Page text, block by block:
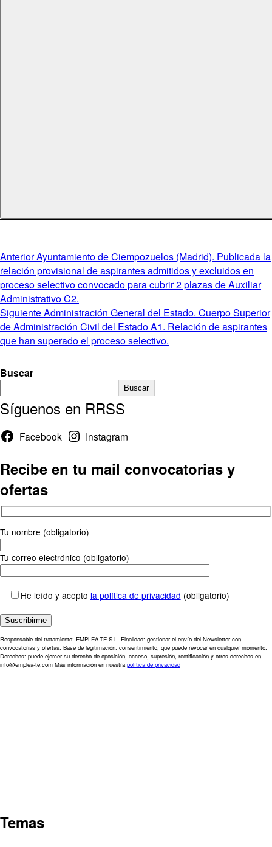
Navegación
de
entradas
AnteriorEntrada
anterior:
Ayuntamiento de Ciempozuelos (Madrid). Publicada la
relación provisional de aspirantes admitidos y excluidos en
proceso selectivo convocado para cubrir 2 plazas de Auxiliar
Administrativo C2.
SiguienteEntrada
siguiente:
Administración General del Estado. Cuerpo Superior
de Administración Civil del Estado A1. Relación de aspirantes
que han superado el proceso selectivo.
Buscar
Buscar
Síguenos en RRSS
Facebook Instagram
Recibe en tu mail convocatorias y
ofertas
Tu nombre (obligatorio)
Tu correo electrónico (obligatorio)
He leído y acepto la política de privacidad (obligatorio)
Responsable del tratamiento: EMPLEA-TE S.L. Finalidad: gestionar el envío del Newsletter con
convocatorias y ofertas. Base de legitimación: consentimiento, que puede revocar en cualquier momento.
Derechos: puede ejercer su derecho de oposición, acceso, supresión, rectificación y otros derechos en
info@emplea-te.com Más información en nuestra política de privacidad
Temas